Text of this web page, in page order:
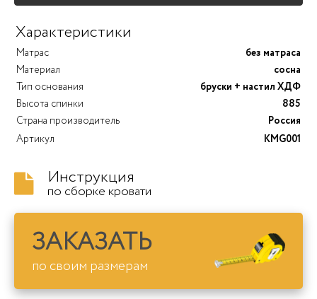
Характеристики
Матрас
без матраса
Материал
сосна
Тип основания
бруски + настил ХДФ
Высота спинки
885
Страна производитель
Россия
Артикул
KMG001
Инструкция
по сборке кровати
ЗАКАЗАТЬ
по своим размерам